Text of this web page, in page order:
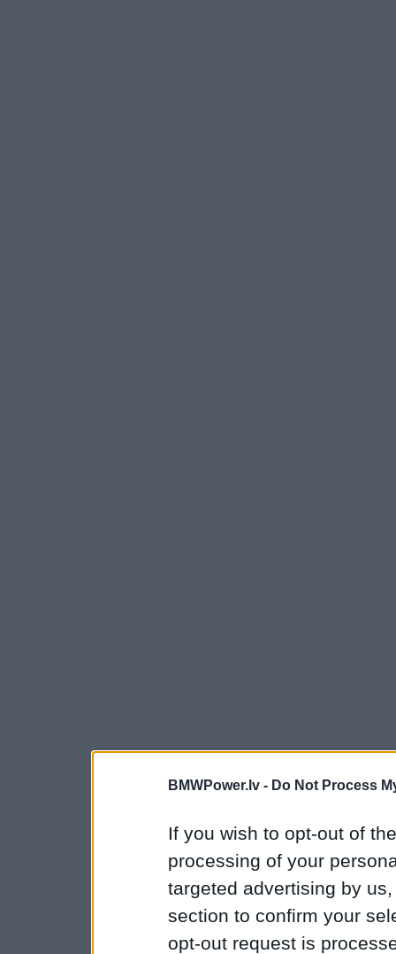
BMWPower.lv - Do Not Process
If you wish to opt-out of
processing of your
targeted advertising by
section to confirm your
opt-out request is